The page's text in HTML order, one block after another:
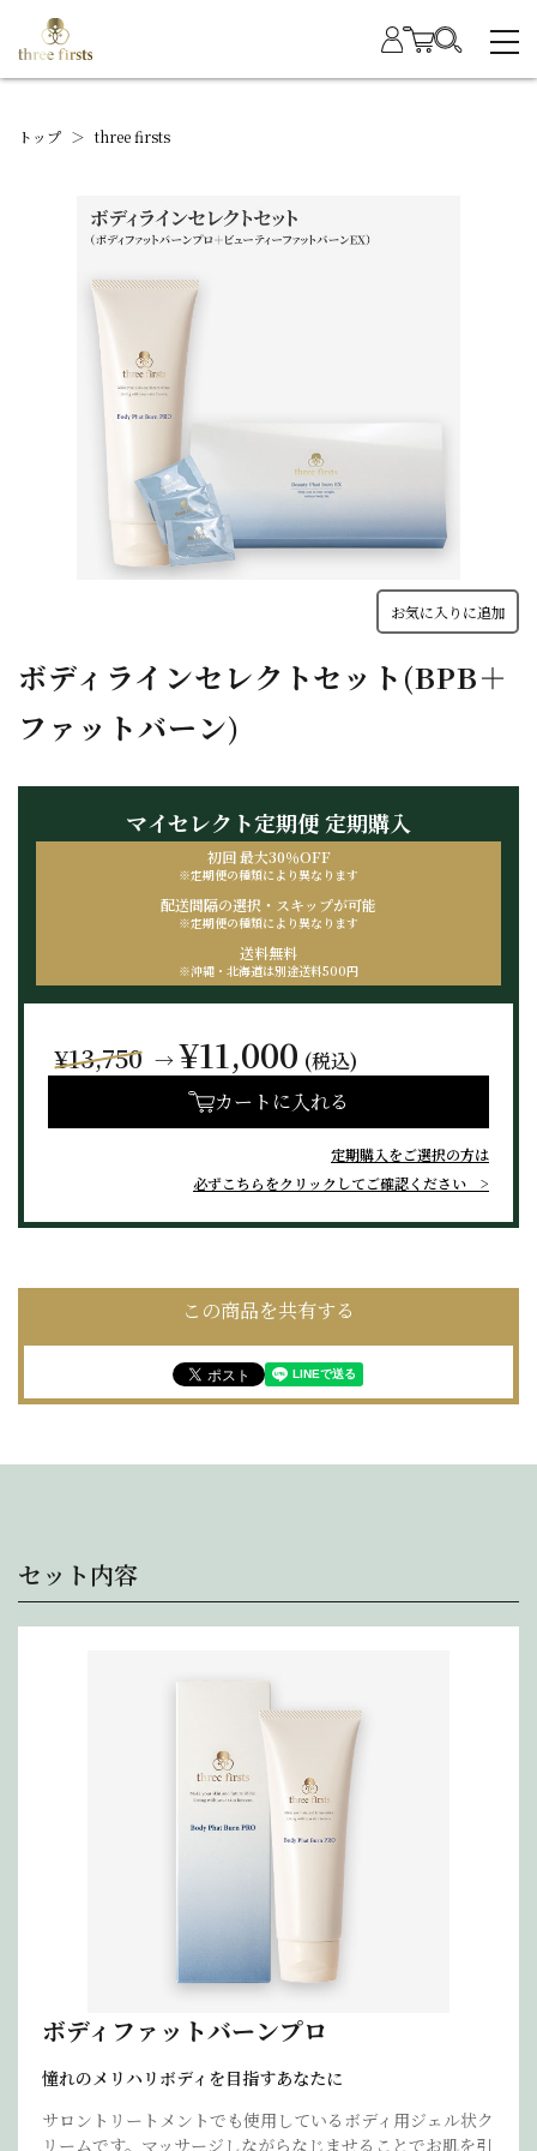
トップ ＞ three firsts
お気に入りに追加
ボディラインセレクトセット(BPB＋
ファットバーン)
マイセレクト定期便定期購入
初回 最大30％OFF
※定期便の種類により異なります
配送間隔の選択・ スキップが可能
※定期便の種類により異なります
送料無料
※沖縄・北海道は別途送料500円
¥13,750 → ¥11,000 (税込)
カートに入れる
定期購入をご選択の方は
必ずこちらをクリックしてご確認ください
この商品を共有する
セット内容
ボディファットバーンプロ
憧れのメリハリボディを目指すあなたに
サロントリートメントでも使用しているボディ用ジェル状ク
リームです。マッサージしながらなじませることでお肌を引